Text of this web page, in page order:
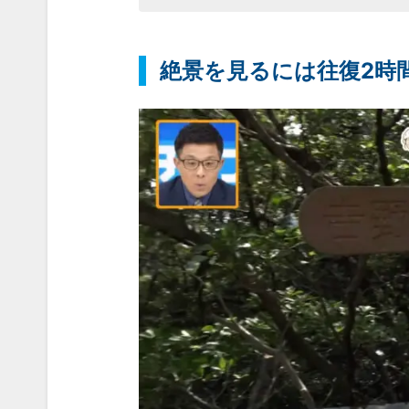
絶景を見るには往復2時